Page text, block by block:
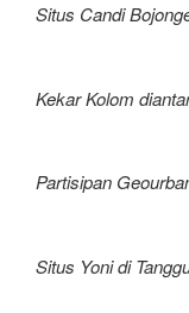
Situs Candi
Kekar Kolom
Partisipan
Situs Yoni di